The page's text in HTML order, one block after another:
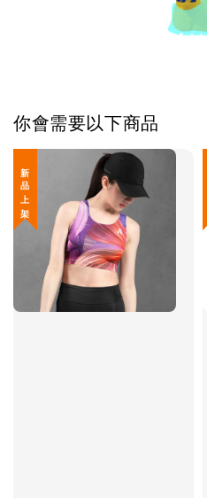
你會需要以下商品
新 品 上 架